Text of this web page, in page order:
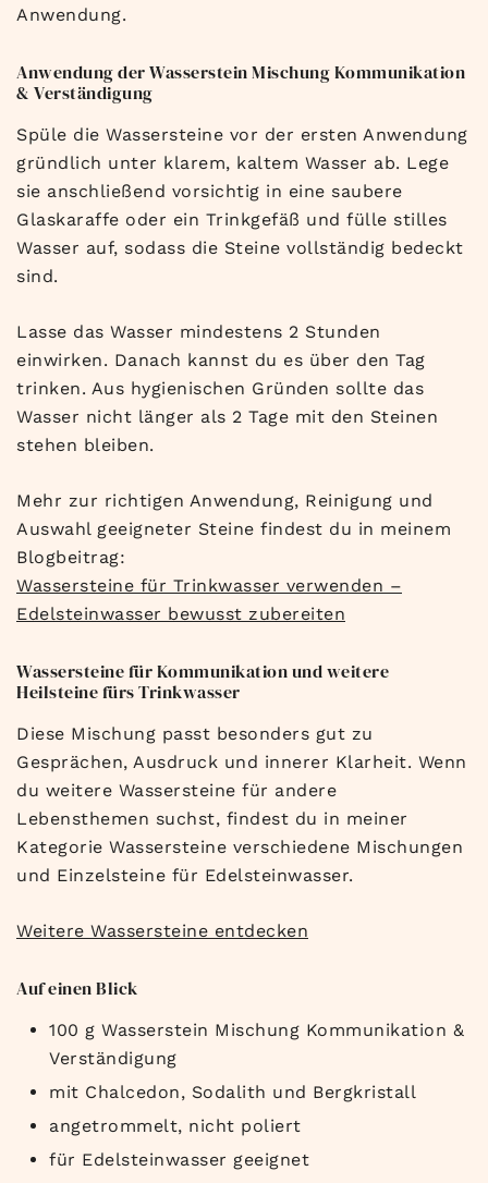
Anwendung.
Anwendung der Wasserstein Mischung Kommunikation
& Verständigung
Spüle die Wassersteine vor der ersten Anwendung
gründlich unter klarem, kaltem Wasser ab. Lege
sie anschließend vorsichtig in eine saubere
Glaskaraffe oder ein Trinkgefäß und fülle stilles
Wasser auf, sodass die Steine vollständig bedeckt
sind.
Lasse das Wasser mindestens 2 Stunden
einwirken. Danach kannst du es über den Tag
trinken. Aus hygienischen Gründen sollte das
Wasser nicht länger als 2 Tage mit den Steinen
stehen bleiben.
Mehr zur richtigen Anwendung, Reinigung und
Auswahl geeigneter Steine findest du in meinem
Blogbeitrag:
Wassersteine für Trinkwasser verwenden –
Edelsteinwasser bewusst zubereiten
Wassersteine für Kommunikation und weitere
Heilsteine fürs Trinkwasser
Diese Mischung passt besonders gut zu
Gesprächen, Ausdruck und innerer Klarheit. Wenn
du weitere Wassersteine für andere
Lebensthemen suchst, findest du in meiner
Kategorie Wassersteine verschiedene Mischungen
und Einzelsteine für Edelsteinwasser.
Weitere Wassersteine entdecken
Auf einen Blick
100 g Wasserstein Mischung Kommunikation &
Verständigung
mit Chalcedon, Sodalith und Bergkristall
angetrommelt, nicht poliert
für Edelsteinwasser geeignet